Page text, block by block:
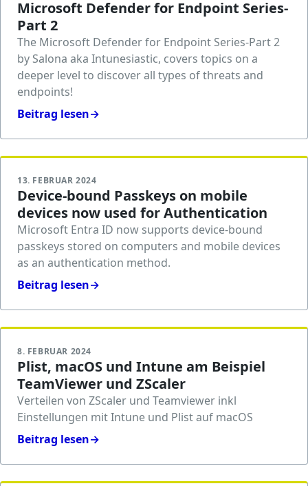
Microsoft Defender for Endpoint Series-
Part 2
The Microsoft Defender for Endpoint Series-Part 2
by Salona aka Intunesiastic, covers topics on a
deeper level to discover all types of threats and
endpoints!
Beitrag lesen→
13. FEBRUAR 2024
Device-bound Passkeys on mobile
devices now used for Authentication
Microsoft Entra ID now supports device-bound
passkeys stored on computers and mobile devices
as an authentication method.
Beitrag lesen→
8. FEBRUAR 2024
Plist, macOS und Intune am Beispiel
TeamViewer und ZScaler
Verteilen von ZScaler und Teamviewer inkl
Einstellungen mit Intune und Plist auf macOS
Beitrag lesen→